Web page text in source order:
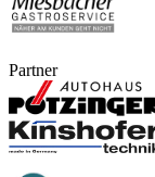
Partner